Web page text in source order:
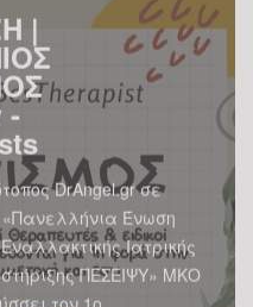
|
-
DrAngel.gr σε
Ένωση
Ιατρικής
ΠΕΣΕΙΨΥ» ΜΚΟ
τον 1ο